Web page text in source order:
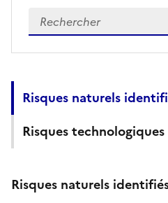
Veuillez renseigner votre
Risques naturels
Risques
Risques naturels